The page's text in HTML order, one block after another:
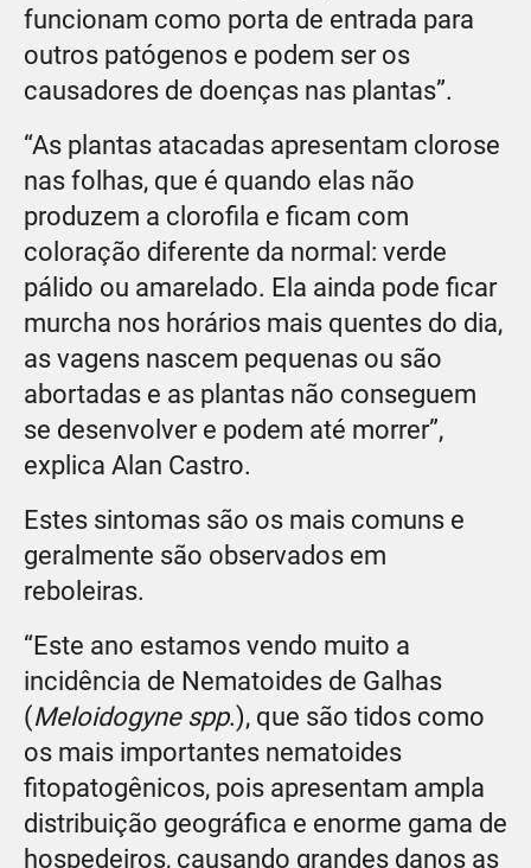
funcionam como porta de entrada para
outros patógenos e podem ser os
causadores de doenças nas plantas”.
“As plantas atacadas apresentam clorose
nas folhas, que é quando elas não
produzem a clorofila e ficam com
coloração diferente da normal: verde
pálido ou amarelado. Ela ainda pode ficar
murcha nos horários mais quentes do dia,
as vagens nascem pequenas ou são
abortadas e as plantas não conseguem
se desenvolver e podem até morrer”,
explica Alan Castro.
Estes sintomas são os mais comuns e
geralmente são observados em
reboleiras.
“Este ano estamos vendo muito a
incidência de Nematoides de Galhas
(Meloidogyne spp.), que são tidos como
os mais importantes nematoides
fitopatogênicos, pois apresentam ampla
distribuição geográfica e enorme gama de
hospedeiros, causando grandes danos as